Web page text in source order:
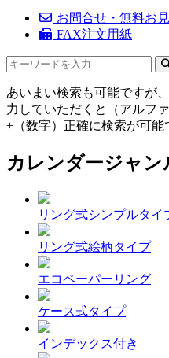
お問合せ・無料お
FAX注文用紙
あいまい検索も可能ですが
力していただくと（アルフ
+（数字）正確に検索が可能
カレンダージャン
リング式シンプルタイ
リング式絵柄タイプ
エコペーパーリング
ケース式タイプ
インデックス付き